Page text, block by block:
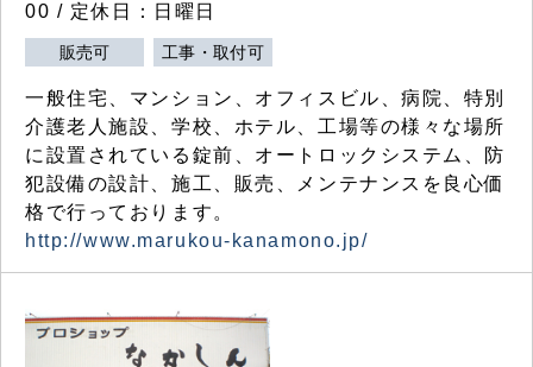
00 / 定休日：日曜日
販売可 工事・取付可
一般住宅、マンション、オフィスビル、病院、特別
介護老人施設、学校、ホテル、工場等の様々な場所
に設置されている錠前、オートロックシステム、防
犯設備の設計、施工、販売、メンテナンスを良心価
格で行っております。
http://www.marukou-kanamono.jp/